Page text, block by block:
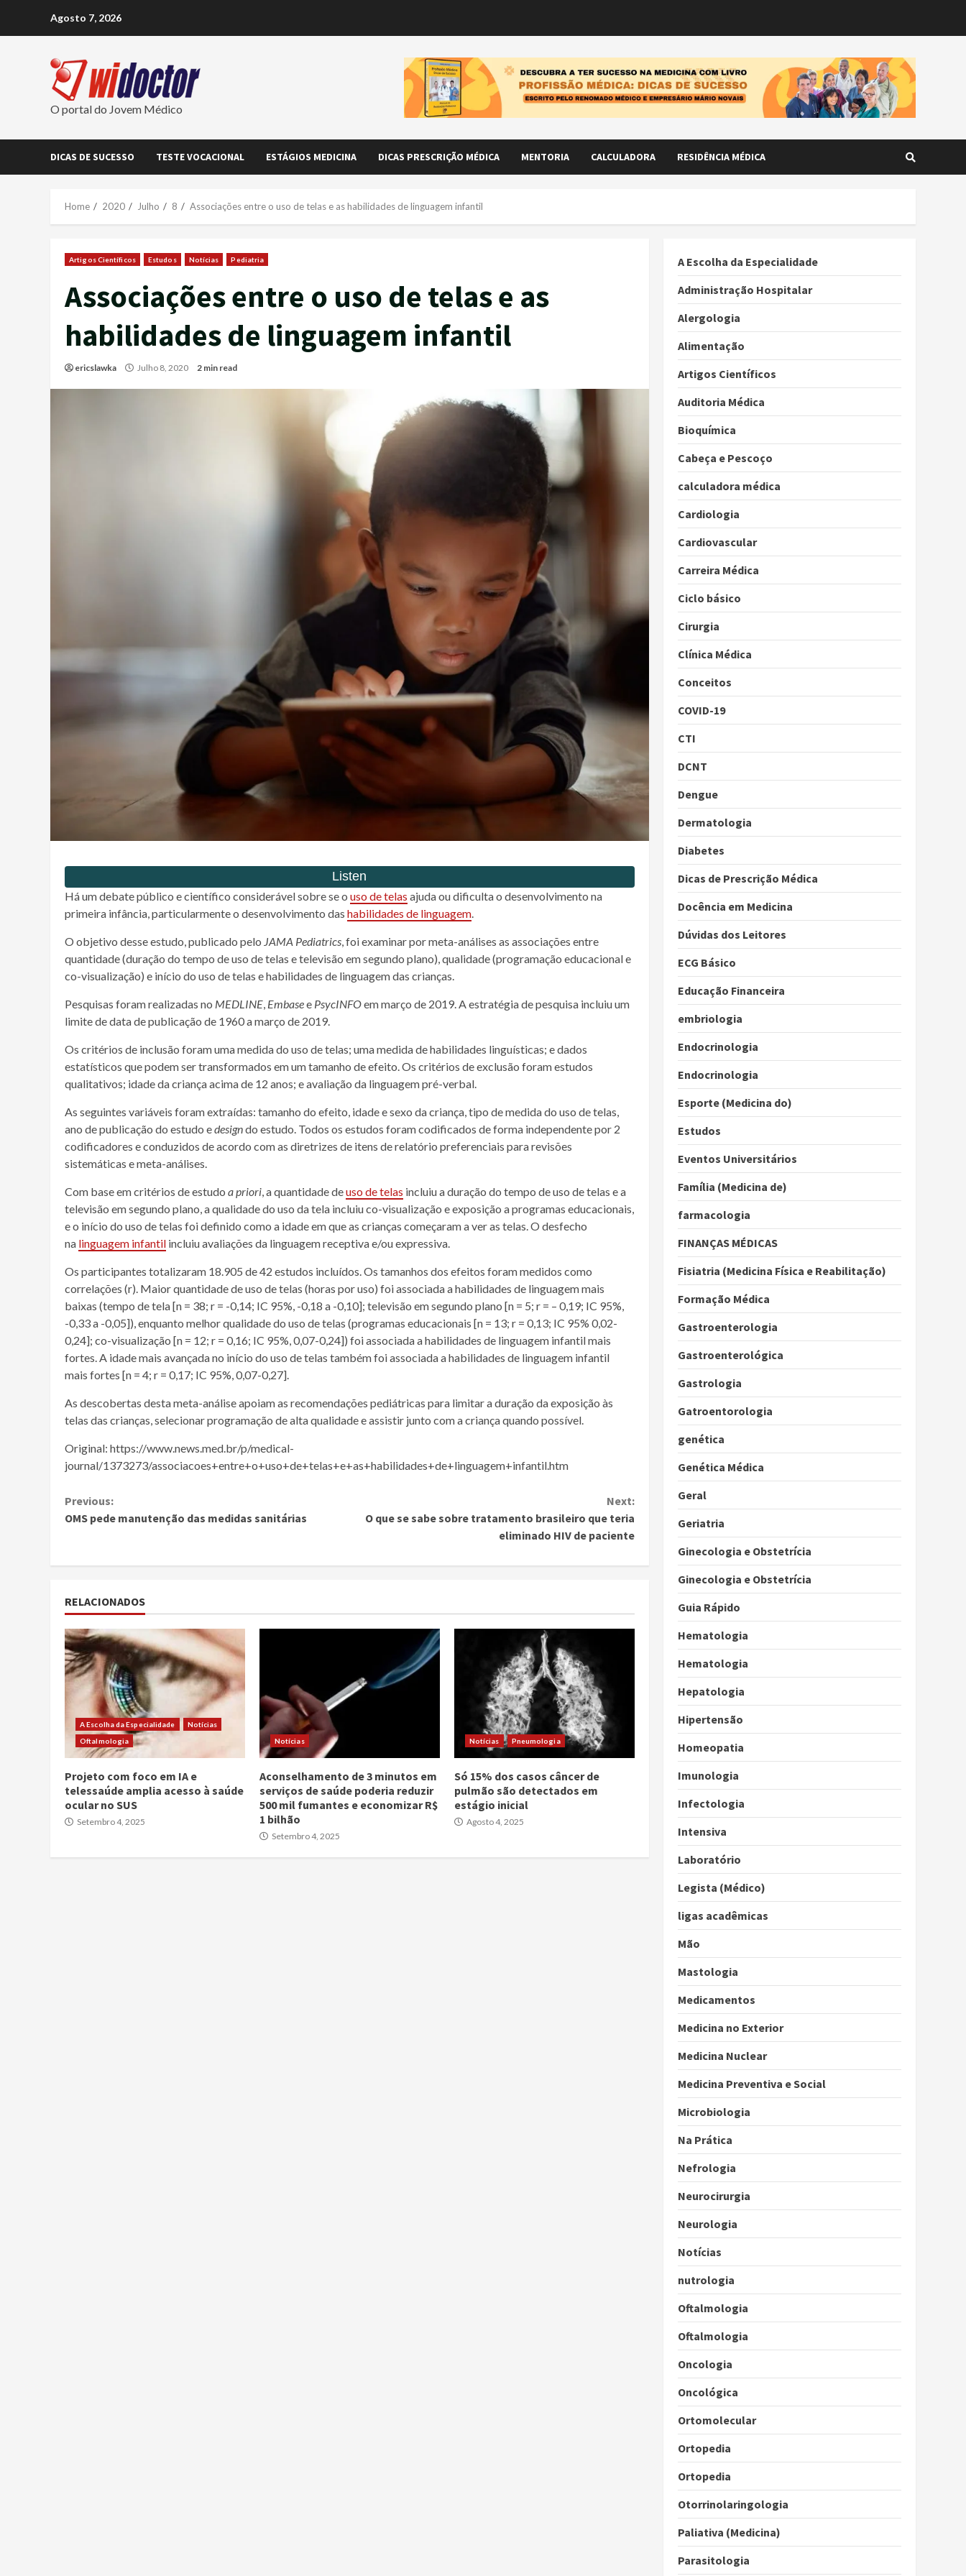
Agosto 7, 2026
O portal do Jovem Médico
DICAS DE SUCESSO TESTE VOCACIONAL ESTÁGIOS MEDICINA DICAS PRESCRIÇÃO MÉDICA MENTORIA CALCULADORA RESIDÊNCIA MÉDICA
Home 2020 Julho 8 Associações entre o uso de telas e as habilidades de linguagem infantil
Artigos Científicos Estudos Notícias Pediatria
Associações entre o uso de telas e as
habilidades de linguagem infantil
ericslawka Julho 8, 2020 2 min read
Há um debate público e científico considerável sobre se o uso de telas ajuda ou dificulta o desenvolvimento na
primeira infância, particularmente o desenvolvimento das habilidades de linguagem.
O objetivo desse estudo, publicado pelo JAMA Pediatrics, foi examinar por meta-análises as associações entre
quantidade (duração do tempo de uso de telas e televisão em segundo plano), qualidade (programação educacional e
co-visualização) e início do uso de telas e habilidades de linguagem das crianças.
Pesquisas foram realizadas no MEDLINE, Embasee PsycINFOem março de 2019. A estratégia de pesquisa incluiu um
limite de data de publicação de 1960 a março de 2019.
Os critérios de inclusão foram uma medida do uso de telas; uma medida de habilidades linguísticas; e dados
estatísticos que podem ser transformados em um tamanho de efeito. Os critérios de exclusão foram estudos
qualitativos; idade da criança acima de 12 anos; e avaliação da linguagem pré-verbal.
As seguintes variáveis ​​foram extraídas: tamanho do efeito, idade e sexo da criança, tipo de medida do uso de telas,
ano de publicação do estudo edesigndo estudo. Todos os estudos foram codificados de forma independente por 2
codificadores e conduzidos de acordo com as diretrizes de itens de relatório preferenciais para revisões
sistemáticas e meta-análises.
Com base em critérios de estudo a priori, a quantidade deuso de telas incluiu a duração do tempo de uso de telas e a
televisão em segundo plano, a qualidade do uso da tela incluiu co-visualização e exposição a programas educacionais,
e o início do uso de telas foi definido como a idade em que as crianças começaram a ver as telas. O desfecho
na linguagem infantil incluiu avaliações da linguagem receptiva e/ou expressiva.
Os participantes totalizaram 18.905 de 42 estudos incluídos. Os tamanhos dos efeitos foram medidos como
correlações (r). Maior quantidade de uso de telas (horas por uso) foi associada a habilidades de linguagem mais
baixas (tempo de tela [n = 38; r = -0,14; IC 95%, -0,18 a -0,10]; televisão em segundo plano [n = 5; r = – 0,19; IC 95%,
-0,33 a -0,05]), enquanto melhor qualidade do uso de telas (programas educacionais [n = 13; r = 0,13; IC 95% 0,02-
0,24]; co-visualização [n = 12; r = 0,16; IC 95%, 0,07-0,24]) foi associada a habilidades de linguagem infantil mais
fortes. A idade mais avançada no início do uso de telas também foi associada a habilidades de linguagem infantil
mais fortes [n = 4; r = 0,17; IC 95%, 0,07-0,27].
As descobertas desta meta-análise apoiam as recomendações pediátricas para limitar a duração da exposição às
telas das crianças, selecionar programação de alta qualidade e assistir junto com a criança quando possível.
Original: https://www.news.med.br/p/medical-
journal/1373273/associacoes+entre+o+uso+de+telas+e+as+habilidades+de+linguagem+infantil.htm
Continue
Reading
Previous:
OMS pede manutenção das medidas sanitárias
Next:
O que se sabe sobre tratamento brasileiro que teria
eliminado HIV de paciente
RELACIONADOS
A Escolha da Especialidade
Notícias
Oftalmologia
Projeto com foco em IA e
telessaúde amplia acesso à saúde
ocular no SUS
Setembro 4, 2025
Notícias
Aconselhamento de 3 minutos em
serviços de saúde poderia reduzir
500 mil fumantes e economizar R$
1 bilhão
Setembro 4, 2025
Notícias Pneumologia
Só 15% dos casos câncer de
pulmão são detectados em
estágio inicial
Agosto 4, 2025
A Escolha da Especialidade
Administração Hospitalar
Alergologia
Alimentação
Artigos Científicos
Auditoria Médica
Bioquímica
Cabeça e Pescoço
calculadora médica
Cardiologia
Cardiovascular
Carreira Médica
Ciclo básico
Cirurgia
Clínica Médica
Conceitos
COVID-19
CTI
DCNT
Dengue
Dermatologia
Diabetes
Dicas de Prescrição Médica
Docência em Medicina
Dúvidas dos Leitores
ECG Básico
Educação Financeira
embriologia
Endocrinologia
Endocrinologia
Esporte (Medicina do)
Estudos
Eventos Universitários
Família (Medicina de)
farmacologia
FINANÇAS MÉDICAS
Fisiatria (Medicina Física e Reabilitação)
Formação Médica
Gastroenterologia
Gastroenterológica
Gastrologia
Gatroentorologia
genética
Genética Médica
Geral
Geriatria
Ginecologia e Obstetrícia
Ginecologia e Obstetrícia
Guia Rápido
Hematologia
Hematologia
Hepatologia
Hipertensão
Homeopatia
Imunologia
Infectologia
Intensiva
Laboratório
Legista (Médico)
ligas acadêmicas
Mão
Mastologia
Medicamentos
Medicina no Exterior
Medicina Nuclear
Medicina Preventiva e Social
Microbiologia
Na Prática
Nefrologia
Neurocirurgia
Neurologia
Notícias
nutrologia
Oftalmologia
Oftalmologia
Oncologia
Oncológica
Ortomolecular
Ortopedia
Ortopedia
Otorrinolaringologia
Paliativa (Medicina)
Parasitologia